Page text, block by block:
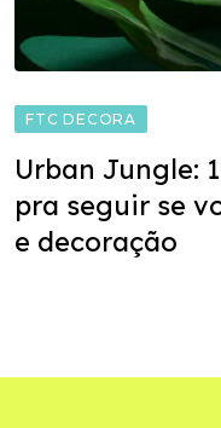
FTC DECORA
Urban Jungle:
pra seguir se
e decoração